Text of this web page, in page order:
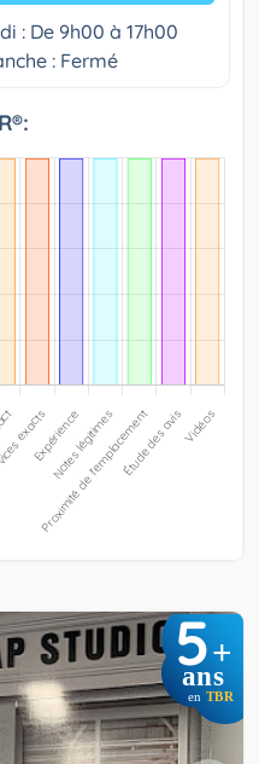
: De 9h00 à 17h00
: Fermé
5+
ans
en TBR